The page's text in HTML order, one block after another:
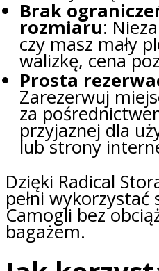
Brak
rozmiaru:
czy masz mały
walizkę, cena
Prosta
Zarezerwuj
za
przyjaznej dla
lub strony
Dzięki Radical
pełni wykorzystać
Camogli bez
bagażem.